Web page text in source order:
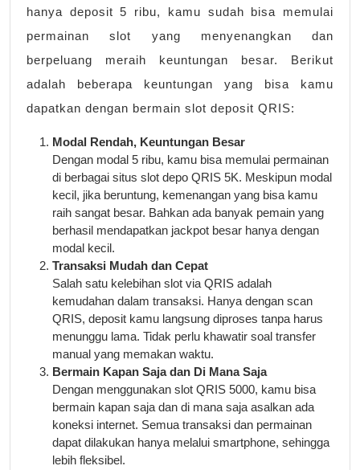
hanya deposit 5 ribu, kamu sudah bisa memulai
permainan slot yang menyenangkan dan
berpeluang meraih keuntungan besar. Berikut
adalah beberapa keuntungan yang bisa kamu
dapatkan dengan bermain slot deposit QRIS:
Modal Rendah, Keuntungan Besar
Dengan modal 5 ribu, kamu bisa memulai permainan
di berbagai situs slot depo QRIS 5K. Meskipun modal
kecil, jika beruntung, kemenangan yang bisa kamu
raih sangat besar. Bahkan ada banyak pemain yang
berhasil mendapatkan jackpot besar hanya dengan
modal kecil.
Transaksi Mudah dan Cepat
Salah satu kelebihan slot via QRIS adalah
kemudahan dalam transaksi. Hanya dengan scan
QRIS, deposit kamu langsung diproses tanpa harus
menunggu lama. Tidak perlu khawatir soal transfer
manual yang memakan waktu.
Bermain Kapan Saja dan Di Mana Saja
Dengan menggunakan slot QRIS 5000, kamu bisa
bermain kapan saja dan di mana saja asalkan ada
koneksi internet. Semua transaksi dan permainan
dapat dilakukan hanya melalui smartphone, sehingga
lebih fleksibel.